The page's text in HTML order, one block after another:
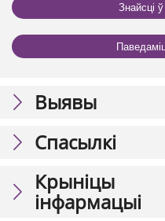
Знайсці
Выявы
Спасылкі
Крыніцы
інфармацыі